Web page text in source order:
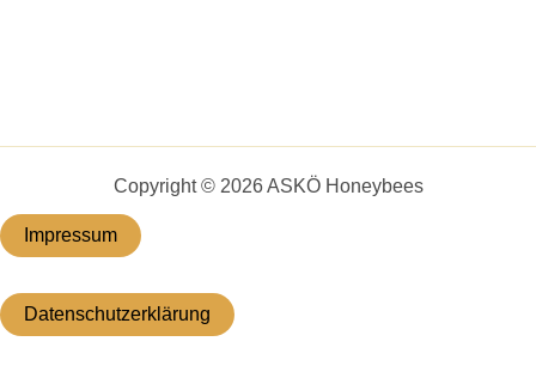
Copyright © 2026 ASKÖ Honeybees
Impressum
Datenschutzerklärung